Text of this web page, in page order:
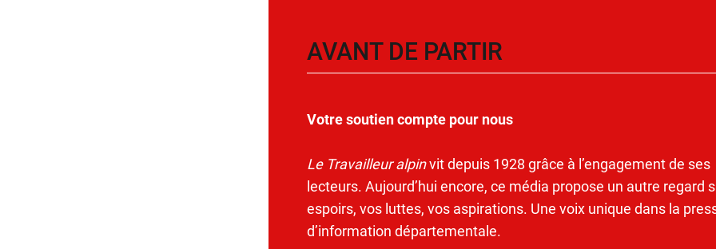
AVANT DE PARTIR
Votre soutien compte pour nous
Le Travailleur alpinvit depuis 1928 grâce à l’engagement de ses
lecteurs. Aujourd’hui encore, ce média propose un autre regard
espoirs, vos luttes, vos aspirations. Une voix unique dans la
d’information départementale.